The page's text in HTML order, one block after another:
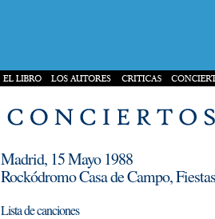
Madrid, 15 Mayo 1988
Rockódromo Casa de Campo,
Lista de canciones